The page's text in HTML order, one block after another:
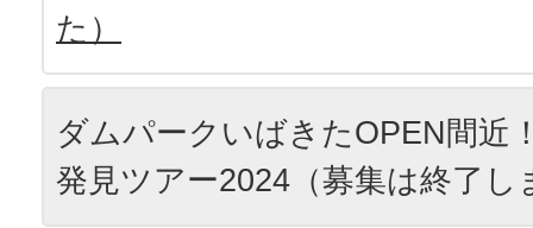
た）
ダムパークいばきたOPEN間近
発見ツアー2024（募集は終了し